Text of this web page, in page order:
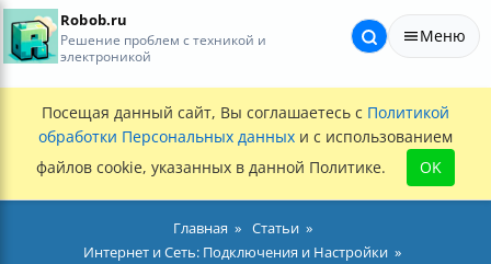
Robob.ru
Решение проблем с техникой и
электроникой
Меню
Посещая данный сайт, Вы соглашаетесь с Политикой
обработки Персональных данных и с использованием
файлов cookie, указанных в данной Политике.
OK
Главная
Статьи
Интернет и Сеть: Подключения и Настройки